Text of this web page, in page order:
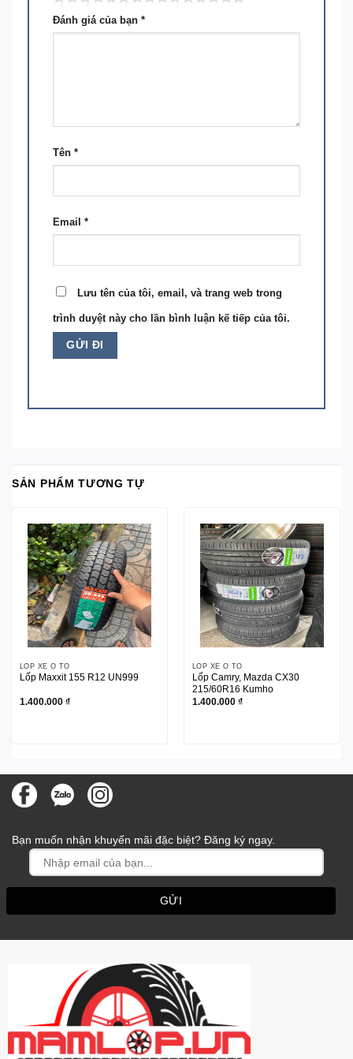
Đánh giá của bạn *
Tên *
Email *
Lưu tên của tôi, email, và trang web trong
trình duyệt này cho lần bình luận kế tiếp của tôi.
SẢN PHẨM TƯƠNG TỰ
LỐP XE Ô TÔ
Lốp Maxxit 155 R12 UN999
1.400.000 ₫
LỐP XE Ô TÔ
Lốp Camry, Mazda CX30
215/60R16 Kumho
1.400.000 ₫
Bạn muốn nhận khuyến mãi đặc biệt? Đăng ký ngay.